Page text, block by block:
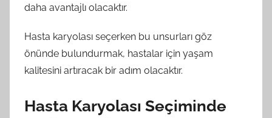
daha avantajlı olacaktır.
Hasta karyolası seçerken bu unsurları göz
önünde bulundurmak, hastalar için yaşam
kalitesini artıracak bir adım olacaktır.
Hasta Karyolası Seçiminde